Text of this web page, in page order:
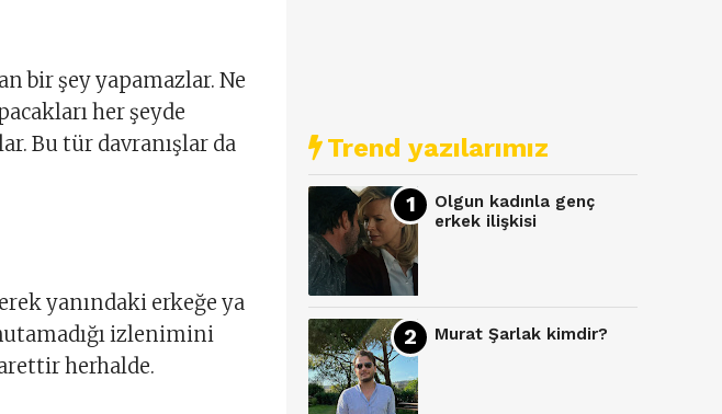
bir şey yapamazlar. Ne
her şeyde
Bu tür davranışlar da
yanındaki erkeğe ya
izlenimini
herhalde.
Trend yazılarımız
Olgun kadınla genç
erkek ilişkisi
Murat Şarlak kimdir?